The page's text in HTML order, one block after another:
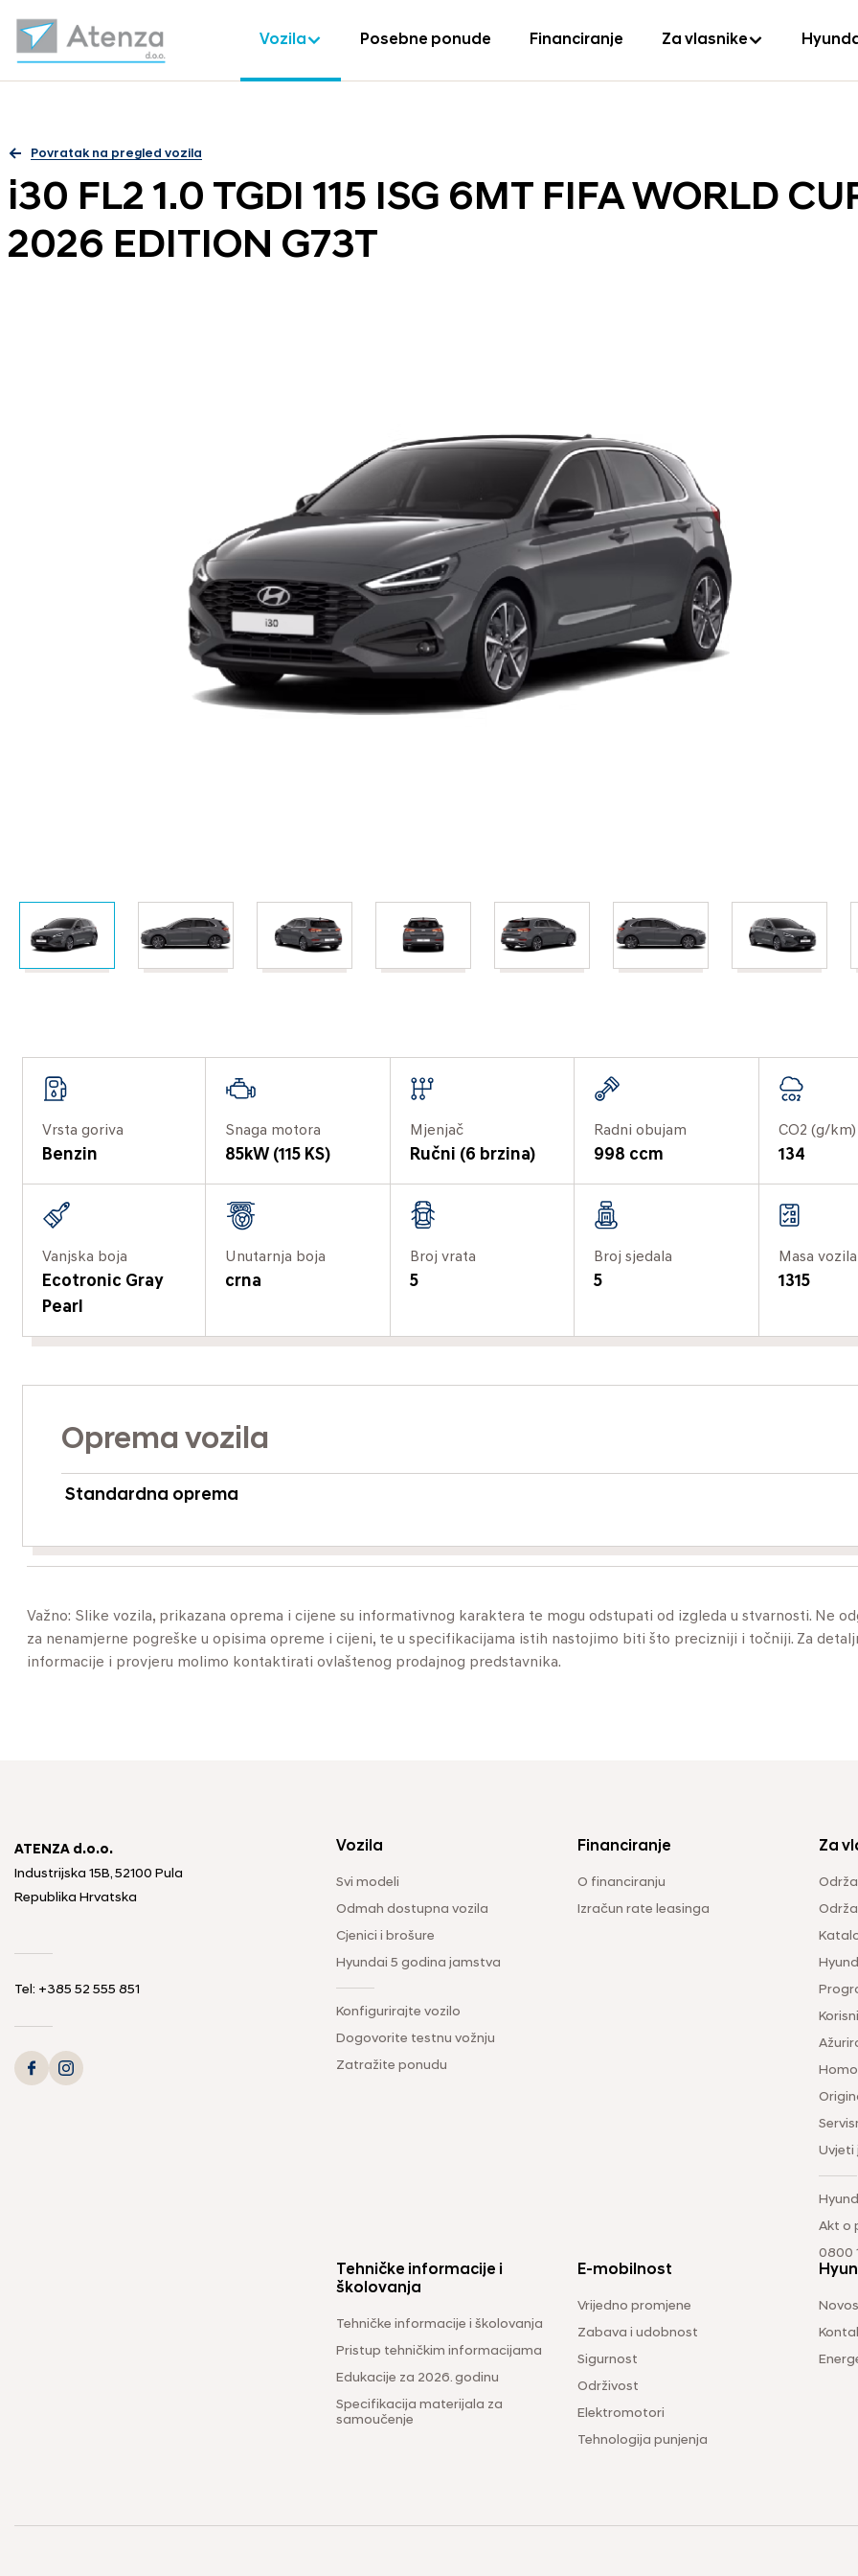
Vozila Posebne ponude Financiranje Za vlasnike
Povratak na pregled vozila
i30 FL2 1.0 TGDI 115 ISG 6MT FIFA WORLD
2026 EDITION G73T
Vrsta goriva
Benzin
Snaga motora
85kW (115 KS)
Mjenjač
Ručni (6 brzina)
Radni obujam
998 ccm
CO2 (g/km)
134
Vanjska boja
Ecotronic Gray
Pearl
Unutarnja boja
crna
Broj vrata
5
Broj sjedala
5
Masa
1315
Oprema vozila
Standardna oprema
Važno: Slike vozila, prikazana oprema i cijene su informativnog karaktera te mogu odstupati od izgleda u stvarnosti. Ne
za nenamjerne pogreške u opisima opreme i cijeni, te u specifikacijama istih nastojimo biti što precizniji i točniji. Za
informacije i provjeru molimo kontaktirati ovlaštenog prodajnog predstavnika.
ATENZA d.o.o.
Industrijska 15B, 52100 Pula
Republika Hrvatska
Tel: +385 52 555 851
Vozila
Svi modeli
Odmah dostupna vozila
Cjenici i brošure
Hyundai 5 godina jamstva
Konfigurirajte vozilo
Dogovorite testnu vožnju
Zatražite ponudu
Financiranje
O financiranju
Izračun rate leasinga
Za
Uvjeti
Akt o
0800
Tehničke informacije i
školovanja
Tehničke informacije i školovanja
Pristup tehničkim informacijama
Edukacije za 2026. godinu
Specifikacija materijala za
samoučenje
E-mobilnost
Vrijedno promjene
Zabava i udobnost
Sigurnost
Održivost
Elektromotori
Tehnologija punjenja